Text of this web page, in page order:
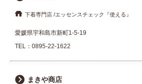
下着専門店 エッセンスチェック『使える』
愛媛県宇和島市新町1-5-19
TEL： 0895-22-1622
まきや商店